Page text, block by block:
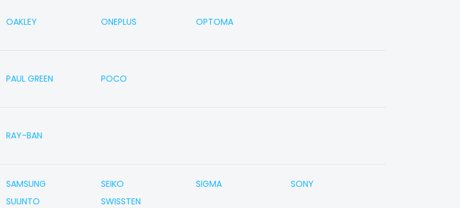
OAKLEY ONEPLUS OPTOMA
PAUL GREEN POCO
RAY-BAN
SAMSUNG SEIKO SIGMA
SONY
SUUNTO
SWISSTEN